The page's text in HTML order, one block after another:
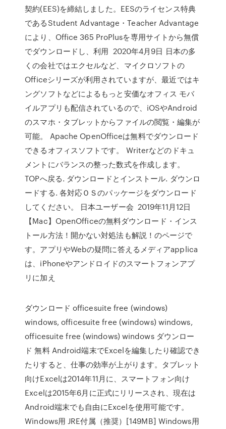
契約(EES)を締結しました。EESのライセンス特典
であるStudent Advantage・Teacher Advantage
により、Office 365 ProPlusを専用サイトから無償
でダウンロードし、利用 2020年4月9日 日本の多
くの会社ではエクセルなど、マイクロソフトの
Officeシリーズが利用されていますが、最近ではキ
ングソフトなどによるもっと安価なオフィス モバ
イルアプリも配信されているので、iOSやAndroid
のスマホ・タブレットからファイルの閲覧・編集が
可能。 Apache OpenOfficeは無料でダウンロード
できるオフィスソフトです。 Writerなどのドキュ
メントにバランスの整った数式を作成します。
TOPへ戻る. ダウンロードとインストール. ダウンロ
ードする. 各対応ＯＳのパッケージをダウンロード
してください。 日本ユーザー会 2019年11月12日
【Mac】OpenOfficeの無料ダウンロード・インス
トール方法！開かない対処法も解説！のページで
す。アプリやWebの疑問に答えるメディアapplica
は、iPhoneやアンドロイドのスマートフォンアプ
リに加え
ダウンロード officesuite free (windows)
windows, officesuite free (windows) windows,
officesuite free (windows) windows ダウンロー
ド 無料 Android端末でExcelを編集したり確認でき
たりすると、仕事の効率が上がります。タブレット
向けExcelは2014年11月に、スマートフォン向け
Excelは2015年6月に正式にリリースされ、現在は
Android端末でも自由にExcelを使用可能です。
Windows用 JRE付属（推奨）[149MB] Windows用